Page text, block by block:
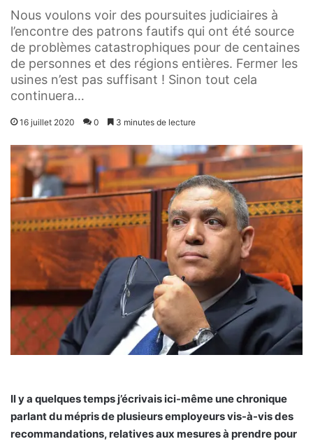
Nous voulons voir des poursuites judiciaires à
l’encontre des patrons fautifs qui ont été source
de problèmes catastrophiques pour de centaines
de personnes et des régions entières. Fermer les
usines n’est pas suffisant ! Sinon tout cela
continuera…
16 juillet 2020 0 3 minutes de lecture
Il y a quelques temps j’écrivais ici-même une chronique
parlant du mépris de plusieurs employeurs vis-à-vis des
recommandations, relatives aux mesures à prendre pour